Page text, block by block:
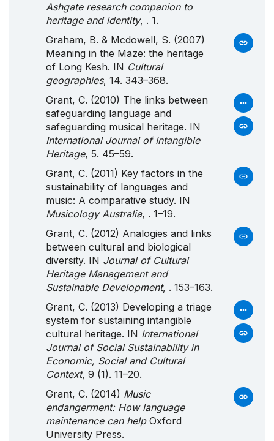
Ashgate research companion to
heritage and identity, . 1.
Graham, B. & Mcdowell, S. (2007)
Meaning in the Maze: the heritage
of Long Kesh. IN Cultural
geographies, 14. 343–368.
Grant, C. (2010) The links between
safeguarding language and
safeguarding musical heritage. IN
International Journal of Intangible
Heritage, 5. 45–59.
Grant, C. (2011) Key factors in the
sustainability of languages and
music: A comparative study. IN
Musicology Australia, . 1–19.
Grant, C. (2012) Analogies and links
between cultural and biological
diversity. IN Journal of Cultural
Heritage Management and
Sustainable Development, . 153–163.
Grant, C. (2013) Developing a triage
system for sustaining intangible
cultural heritage. IN International
Journal of Social Sustainability in
Economic, Social and Cultural
Context, 9 (1). 11–20.
Grant, C. (2014) Music
endangerment: Howlanguage
maintenance can helpOxford
University Press.